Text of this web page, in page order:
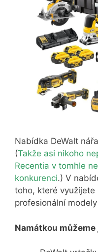
Nabídka DeWalt
(Takže asi nikoho
Recentia v tomhle
konkurenci.) V
toho, které
profesionální
Namátkou